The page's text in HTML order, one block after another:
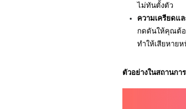
ไม่ทันตั้งตัว
ความเครียดแ
กดดันให้คุณต้อ
ทำให้เสียหายห
ตัวอย่างในสถานก